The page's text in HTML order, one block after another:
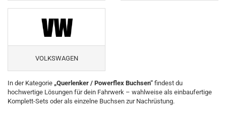
VOLKSWAGEN
In der Kategorie „Querlenker / Powerflex Buchsen“ findest du
hochwertige Lösungen für dein Fahrwerk – wahlweise als einbaufertige
Komplett-Sets oder als einzelne Buchsen zur Nachrüstung.